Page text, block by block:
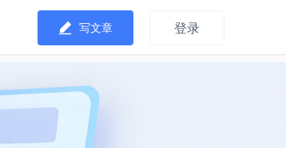
写文章 登录